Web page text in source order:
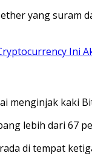
yang suram
Ini
menginjak kaki
lebih dari 67
di tempat